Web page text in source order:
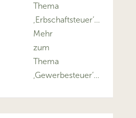
Thema
‚Erbschaftsteuer’…
Mehr
zum
Thema
‚Gewerbesteuer’…